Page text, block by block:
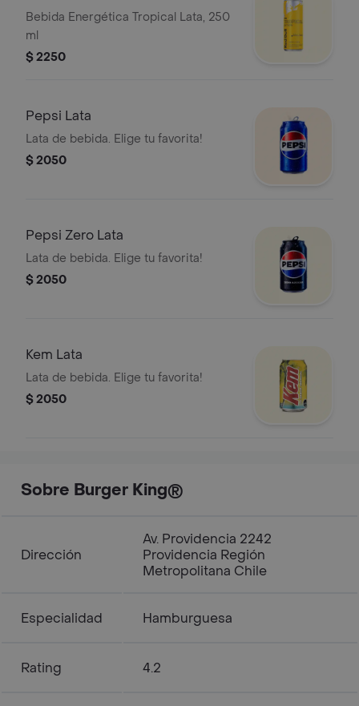
Bebida Energética Tropical Lata, 250
ml
$ 2250
Pepsi Lata
Lata de bebida. Elige tu favorita!
$ 2050
Pepsi Zero Lata
Lata de bebida. Elige tu favorita!
$ 2050
Kem Lata
Lata de bebida. Elige tu favorita!
$ 2050
Sobre Burger King®
Dirección
Av. Providencia 2242
Providencia Región
Metropolitana Chile
Especialidad Hamburguesa
Rating 4.2